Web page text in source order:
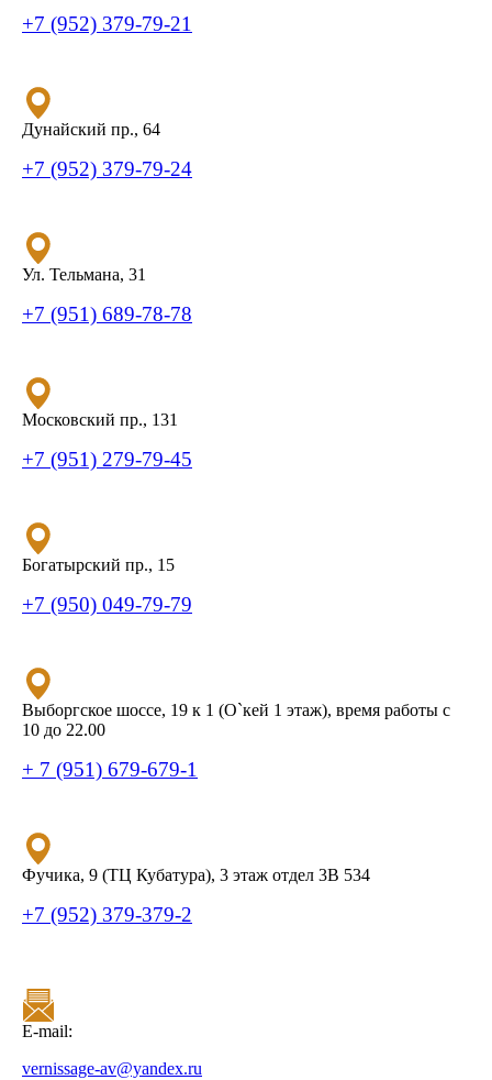
+7 (952) 379-79-21
Дунайский пр., 64
+7 (952) 379-79-24
Ул. Тельмана, 31
+7 (951) 689-78-78
Московский пр., 131
+7 (951) 279-79-45
Богатырский пр., 15
+7 (950) 049-79-79
Выборгское шоссе, 19 к 1 (О`кей 1 этаж), время работы с
10 до 22.00
+ 7 (951) 679-679-1
Фучика, 9 (ТЦ Кубатура), 3 этаж отдел 3В 534
+7 (952) 379-379-2
E-mail:
vernissage-av@yandex.ru